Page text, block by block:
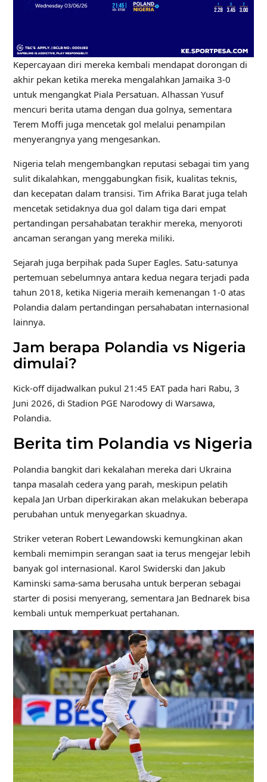
Kepercayaan diri mereka kembali mendapat dorongan di
akhir pekan ketika mereka mengalahkan Jamaika 3-0
untuk mengangkat Piala Persatuan. Alhassan Yusuf
mencuri berita utama dengan dua golnya, sementara
Terem Moffi juga mencetak gol melalui penampilan
menyerangnya yang mengesankan.
Nigeria telah mengembangkan reputasi sebagai tim yang
sulit dikalahkan, menggabungkan fisik, kualitas teknis,
dan kecepatan dalam transisi. Tim Afrika Barat juga telah
mencetak setidaknya dua gol dalam tiga dari empat
pertandingan persahabatan terakhir mereka, menyoroti
ancaman serangan yang mereka miliki.
Sejarah juga berpihak pada Super Eagles. Satu-satunya
pertemuan sebelumnya antara kedua negara terjadi pada
tahun 2018, ketika Nigeria meraih kemenangan 1-0 atas
Polandia dalam pertandingan persahabatan internasional
lainnya.
Jam berapa Polandia vs Nigeria
dimulai?
Kick-off dijadwalkan pukul 21:45 EAT pada hari Rabu, 3
Juni 2026, di Stadion PGE Narodowy di Warsawa,
Polandia.
Berita tim Polandia vs Nigeria
Polandia bangkit dari kekalahan mereka dari Ukraina
tanpa masalah cedera yang parah, meskipun pelatih
kepala Jan Urban diperkirakan akan melakukan beberapa
perubahan untuk menyegarkan skuadnya.
Striker veteran Robert Lewandowski kemungkinan akan
kembali memimpin serangan saat ia terus mengejar lebih
banyak gol internasional. Karol Swiderski dan Jakub
Kaminski sama-sama berusaha untuk berperan sebagai
starter di posisi menyerang, sementara Jan Bednarek bisa
kembali untuk memperkuat pertahanan.